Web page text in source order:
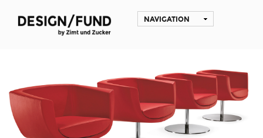
NAVIGATION